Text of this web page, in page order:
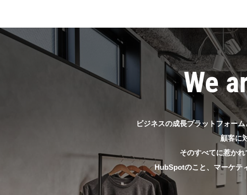
We
ビジネスの成長プラットフォーム
顧客に
そのすべてに惹か
HubSpotのこと、マーケテ